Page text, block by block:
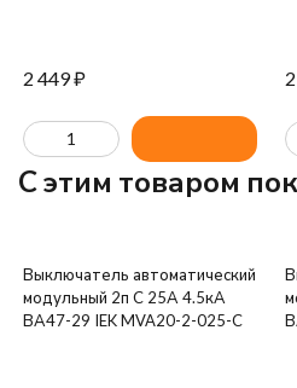
2 449₽
C этим товаром
Выключатель автоматический
модульный 2п C 25А 4.5кА
ВА47-29 IEK MVA20-2-025-C